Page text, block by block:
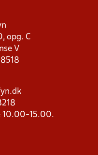
opg. C
V
10.00-15.00.